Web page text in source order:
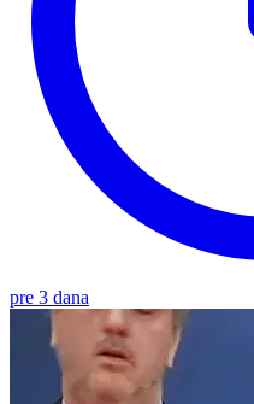
pre 3 dana